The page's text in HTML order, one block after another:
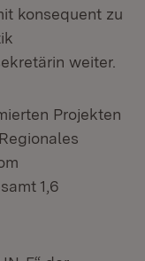
konsequent zu
weiter.
Projekten
1,6